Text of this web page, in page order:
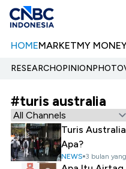
HOMEMARKETMY
RESEARCHOPINIONPHOTO
#turis australia
Turis
Apa?
NEWS 3 bulan